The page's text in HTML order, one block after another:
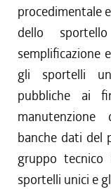
procedimentale
dello
semplificazione
gli sportelli
pubbliche ai
banche dati del
gruppo tecnico
sportelli unici e